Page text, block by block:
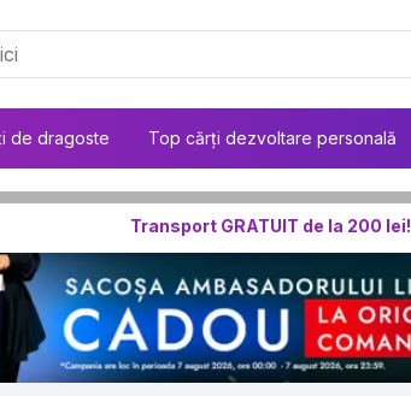
de dragoste Top cărți dezvoltare personală
Transport GRATUIT de la 200 lei!